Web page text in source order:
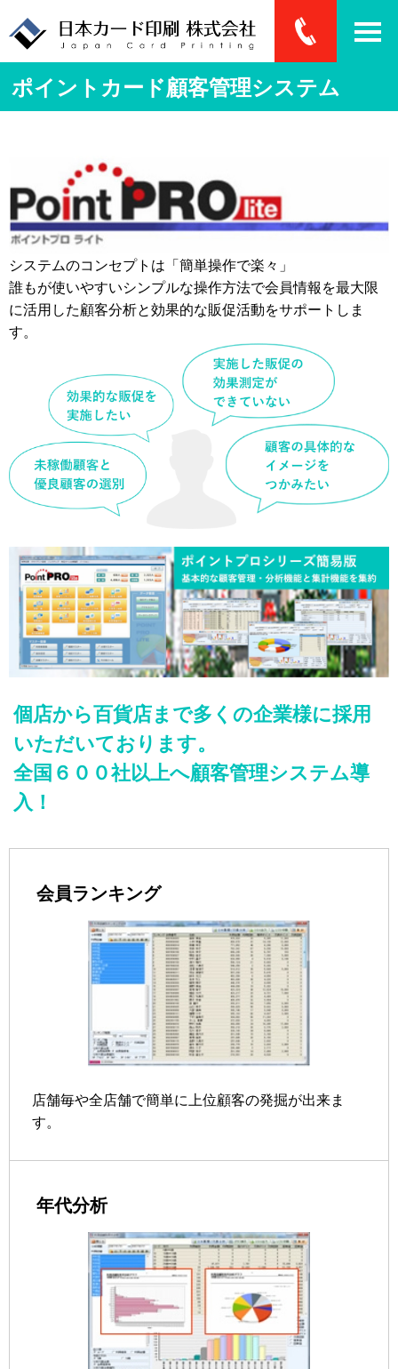
ポイントカード顧客管理システム
システムのコンセプトは「簡単操作で楽々」
誰もが使いやすいシンプルな操作方法で会員情報を最大限
に活用した顧客分析と効果的な販促活動をサポートしま
す。
個店から百貨店まで多くの企業様に採用
いただいております。
全国６００社以上へ顧客管理システム導
入！
会員ランキング
店舗毎や全店舗で簡単に上位顧客の発掘が出来ま
す。
年代分析